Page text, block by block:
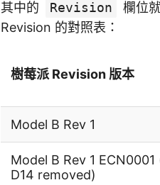
其中的 Revision 欄位
Revision 的對照表：
樹莓派 Revision 版本
Model B Rev 1
Model B Rev 1
D14 removed)